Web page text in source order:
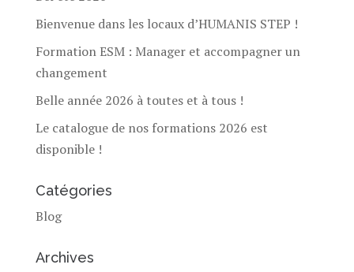
Bienvenue dans les locaux d’HUMANIS STEP !
Formation ESM : Manager et accompagner un
changement
Belle année 2026 à toutes et à tous !
Le catalogue de nos formations 2026 est
disponible !
Catégories
Blog
Archives